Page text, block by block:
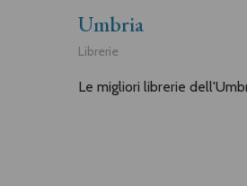
Umbria
Librerie
Le migliori librerie